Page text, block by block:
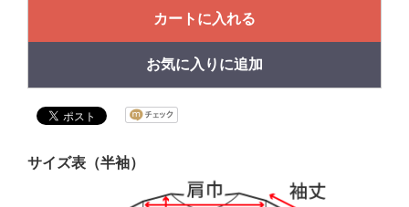
カートに入れる
お気に入りに追加
サイズ表（半袖）